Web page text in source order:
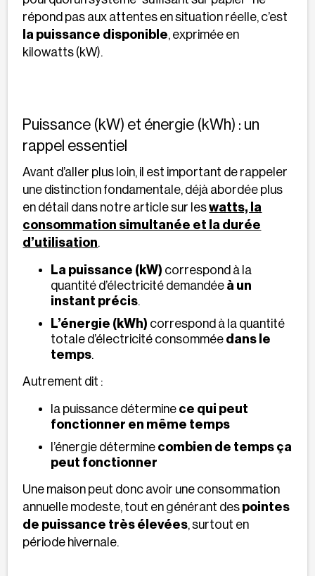
répond pas aux attentes en situation réelle, c’est
la puissance disponible, exprimée en
kilowatts (kW).
Puissance (kW) et énergie (kWh) : un
rappel essentiel
Avant d’aller plus loin, il est important de rappeler
une distinction fondamentale, déjà abordée plus
en détail dans notre article sur leswatts, la
consommation simultanée et la durée
d’utilisation.
La puissance (kW) correspond à la
quantité d’électricité demandée à un
instant précis.
L’énergie (kWh) correspond à la quantité
totale d’électricité consommée dans le
temps.
Autrement dit :
la puissance détermine ce qui peut
fonctionner en même temps
l’énergie détermine combien de temps ça
peut fonctionner
Une maison peut donc avoir une consommation
annuelle modeste, tout en générant des pointes
de puissance très élevées, surtout en
période hivernale.